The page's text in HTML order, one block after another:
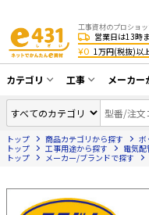
営業日は13時
¥0 1万円(税抜)以
カテゴリ
同軸ケーブル／テレビ用
アンテナ・取付金具・ブ
部材類
防犯工事関連
工事
CATV・ア
光工事・
メーカー
トップ 商品カテゴリから探す ボ
トップ
工事用途から探す 電気
トップ
メーカー/ブランドで探す